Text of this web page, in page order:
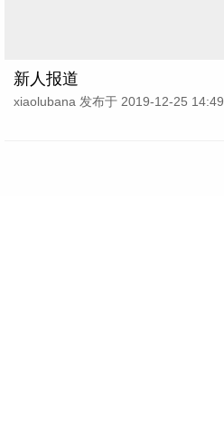
新人报道
xiaolubana 发布于 2019-12-25 14:49